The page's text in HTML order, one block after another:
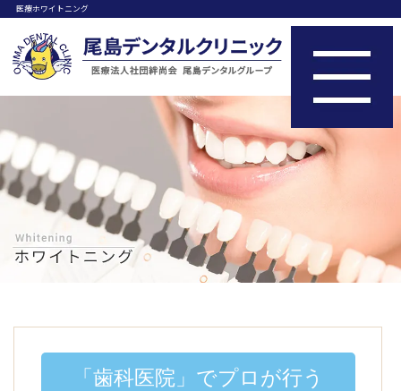
医療ホワイトニング
「歯科医院」でプロが行う